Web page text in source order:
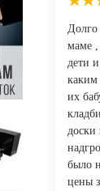
Долго
маме ,
дети
каким
их
было
цены